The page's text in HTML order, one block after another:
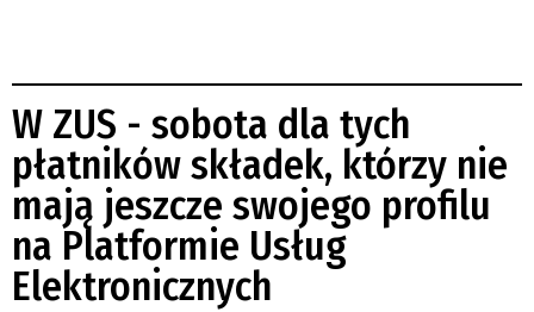
W ZUS - sobota dla tych
płatników składek, którzy nie
mają jeszcze swojego profilu
na Platformie Usług
Elektronicznych